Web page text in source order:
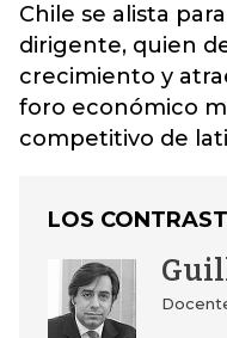
Chile se alista
dirigente, quien
crecimiento y
foro económico
competitivo de
LOS